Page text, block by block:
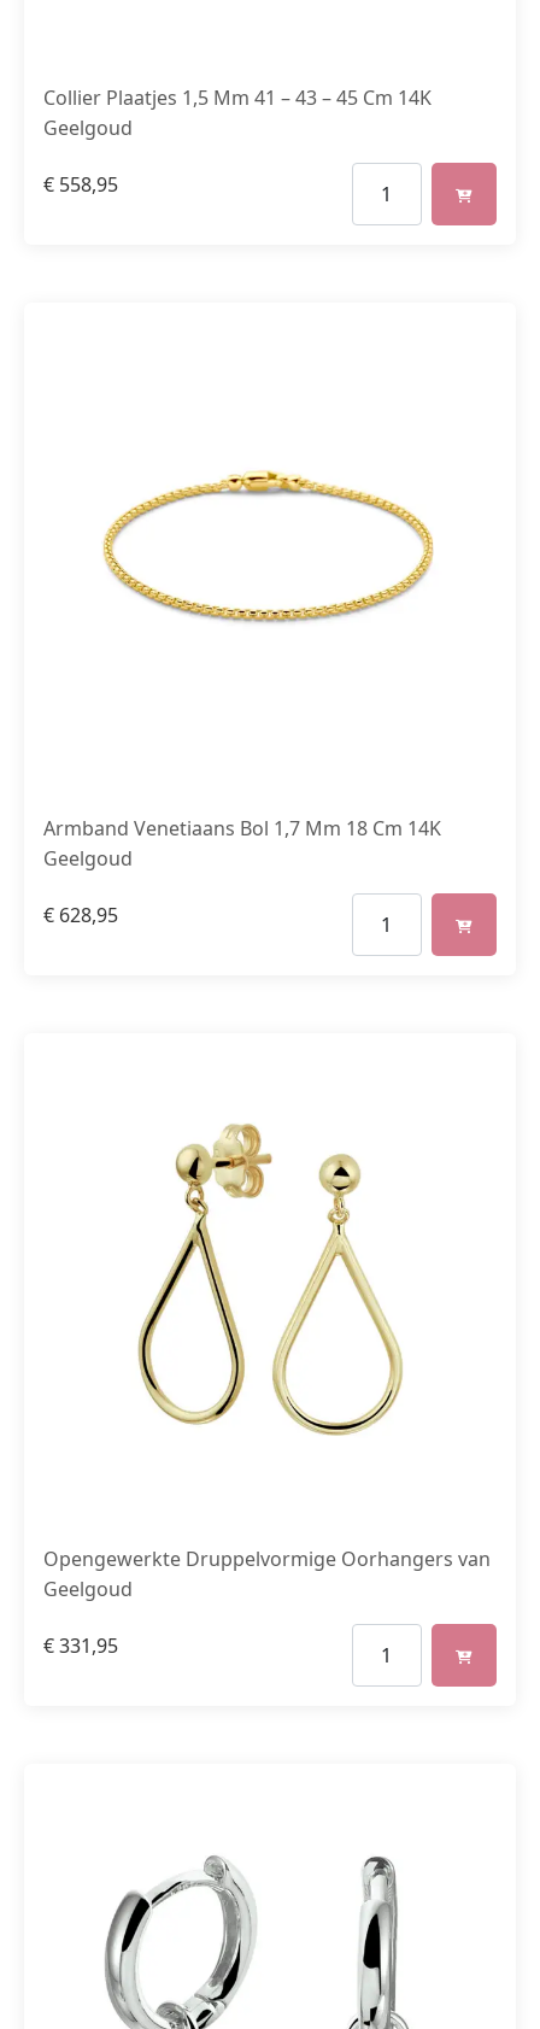
Collier Plaatjes 1,5 Mm 41 – 43 – 45 Cm 14K
Geelgoud
€ 558,95
Armband Venetiaans Bol 1,7 Mm 18 Cm 14K
Geelgoud
€ 628,95
Opengewerkte Druppelvormige Oorhangers van
Geelgoud
€331,95